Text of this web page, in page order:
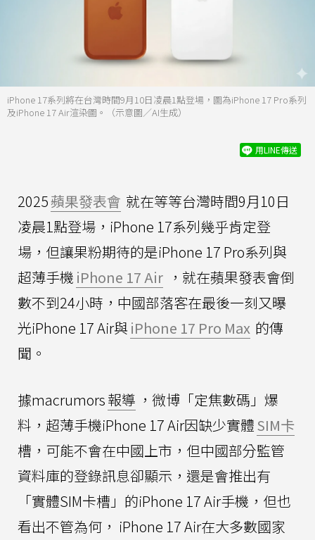
iPhone 17系列將在台灣時間9月10日凌晨1點登場，圖為iPhone 17 Pro系列
及iPhone 17 Air渲染圖。（示意圖／AI生成）
用LINE傳送
2025蘋果發表會 就在等等台灣時間9月10日
凌晨1點登場，iPhone 17系列幾乎肯定登
場，但讓果粉期待的是iPhone 17 Pro系列與
超薄手機 iPhone 17 Air ，就在蘋果發表會倒
數不到24小時，中國部落客在最後一刻又曝
光iPhone 17 Air與 iPhone 17 Pro Max 的傳
聞。
據macrumors報導 ，微博「定焦數碼」爆
料，超薄手機iPhone 17 Air因缺少實體SIM卡
槽，可能不會在中國上市，但中國部分監管
資料庫的登錄訊息卻顯示，還是會推出有
「實體SIM卡槽」的iPhone 17 Air手機，但也
看出不管為何， iPhone 17 Air在大多數國家